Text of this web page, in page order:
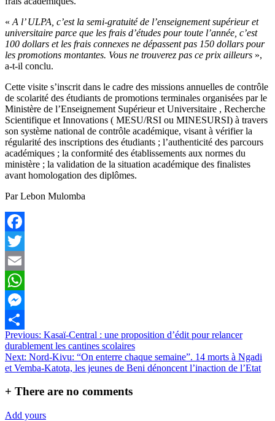
« A l’ ULPA, c’est la semi-gratuité de l’enseignement supérieur et
universitaire parce que les frais d’études pour toute l’année, c’est
100 dollars et les frais connexes ne dépassent pas 150 dollars pour
les promotions montantes. Vous ne trouverez pas ce prix ailleurs »,
a-t-il conclu.
Cette visite s’inscrit dans le cadre des missions annuelles de contrôle
de scolarité des étudiants de promotions terminales organisées par le
Ministère de l’Enseignement Supérieur et Universitaire , Recherche
Scientifique et Innovations ( MESU/RSI ou MINESURSI) à travers
son système national de contrôle académique, visant à vérifier la
régularité des inscriptions des étudiants ; l’authenticité des parcours
académiques ; la conformité des établissements aux normes du
ministère ; la validation de la situation académique des finalistes
avant homologation des diplômes.
Par Lebon Mulomba
Facebook
Twitter
Email
WhatsApp
Messenger
Partager
Navigation
de
l’article
Previous: Kasaï-Central : une proposition d’édit pour relancer
durablement les cantines scolaires
Next: Nord-Kivu: “On enterre chaque semaine”. 14 morts à Ngadi
et Vemba-Katota, les jeunes de Beni dénoncent l’inaction de l’Etat
+ There are no comments
Add yours